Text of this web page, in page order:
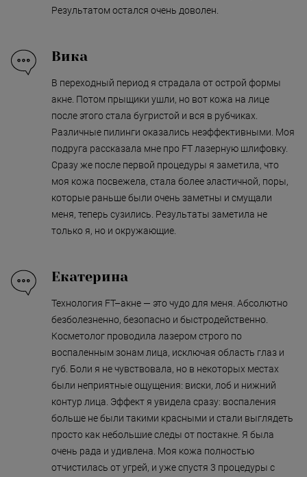
Результатом остался очень доволен.
Вика
В переходный период я страдала от острой формы
акне. Потом прыщики ушли, но вот кожа на лице
после этого стала бугристой и вся в рубчиках.
Различные пилинги оказались неэффективными. Моя
подруга рассказала мне про FT лазерную шлифовку.
Сразу же после первой процедуры я заметила, что
моя кожа посвежела, стала более эластичной, поры,
которые раньше были очень заметны и смущали
меня, теперь сузились. Результаты заметила не
только я, но и окружающие.
Екатерина
Технология FT–акне — это чудо для меня. Абсолютно
безболезненно, безопасно и быстродейственно.
Косметолог проводила лазером строго по
воспаленным зонам лица, исключая область глаз и
губ. Боли я не чувствовала, но в некоторых местах
были неприятные ощущения: виски, лоб и нижний
контур лица. Эффект я увидела сразу: воспаления
больше не были такими красными и стали выглядеть
просто как небольшие следы от постакне. Я была
очень рада и удивлена. Моя кожа полностью
отчистилась от угрей, и уже спустя 3 процедуры с